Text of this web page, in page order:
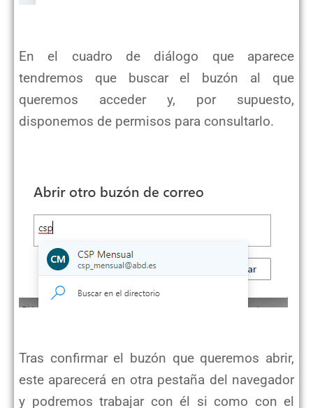
En el cuadro de diálogo que aparece
tendremos que buscar el buzón al que
queremos acceder y, por supuesto,
disponemos de permisos para consultarlo.
Tras confirmar el buzón que queremos abrir,
este aparecerá en otra pestaña del navegador
y podremos trabajar con él si como con el